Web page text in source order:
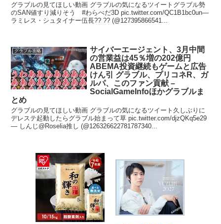
グラブルの見てほしい動画 グラブルの気になるツイートグラブル勢
のSAN値すり減りそう #わらべだ3D pic.twitter.com/QC1B1bc0un—
ラミレス・シュタイナー伍長?? ?? (@127395866541...
グラブル攻略
サイバーエージェント、3月中間
の営業益は45％増の202億円
ABEMA投資継続もゲームと広告
けん引 グラブル、プリコネR、ガ
ルパ、このファン貢献 –
SocialGameInfoほかグラブルま
とめ
グラブルの見てほしい動画 グラブルの気になるツイート久しぶりに
デレステ起動したらグラブル始まって草 pic.twitter.com/djzQKq5e29
— しんじ@Roselia推し (@126326622781787340...